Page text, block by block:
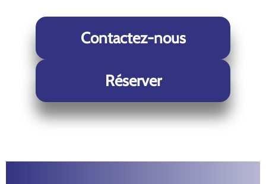
Contactez-nous
Réserver